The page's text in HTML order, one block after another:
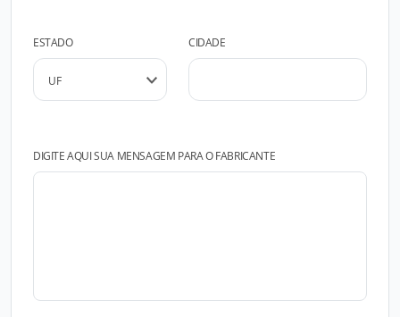
ESTADO CIDADE
DIGITE AQUI SUA MENSAGEM PARA O FABRICANTE